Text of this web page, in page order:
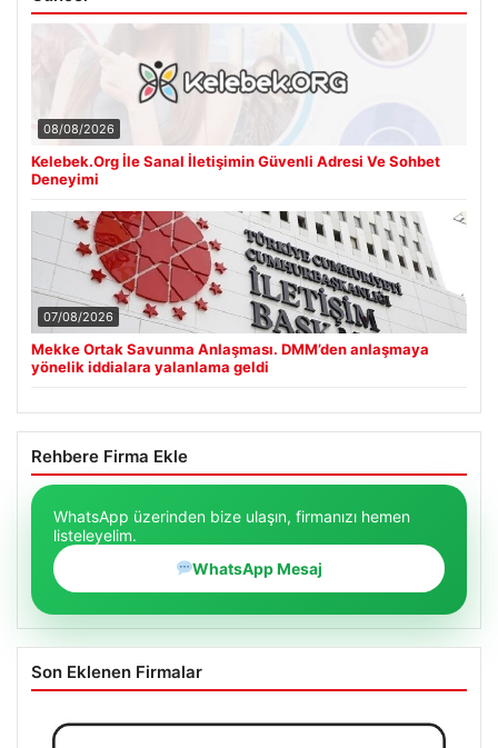
08/08/2026
Kelebek.Org İle Sanal İletişimin Güvenli Adresi Ve Sohbet
Deneyimi
07/08/2026
Mekke Ortak Savunma Anlaşması. DMM’den anlaşmaya
yönelik iddialara yalanlama geldi
Rehbere Firma Ekle
WhatsApp üzerinden bize ulaşın, firmanızı hemen
listeleyelim.
WhatsApp Mesaj
Son Eklenen Firmalar